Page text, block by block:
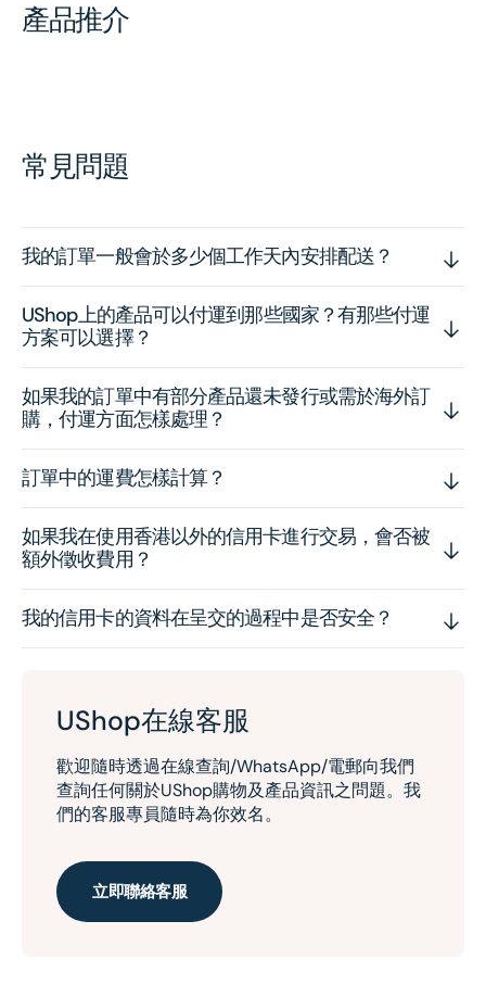
產品推介
常見問題
我的訂單一般會於多少個工作天內安排配送？
UShop上的產品可以付運到那些國家？有那些付運
方案可以選擇？
如果我的訂單中有部分產品還未發行或需於海外訂
購，付運方面怎樣處理？
訂單中的運費怎樣計算？
如果我在使用香港以外的信用卡進行交易，會否被
額外徵收費用？
我的信用卡的資料在呈交的過程中是否安全？
UShop在線客服
歡迎隨時透過在線查詢/WhatsApp/電郵向我們
查詢任何關於UShop購物及產品資訊之問題。我
們的客服專員隨時為你效名。
立即聯絡客服